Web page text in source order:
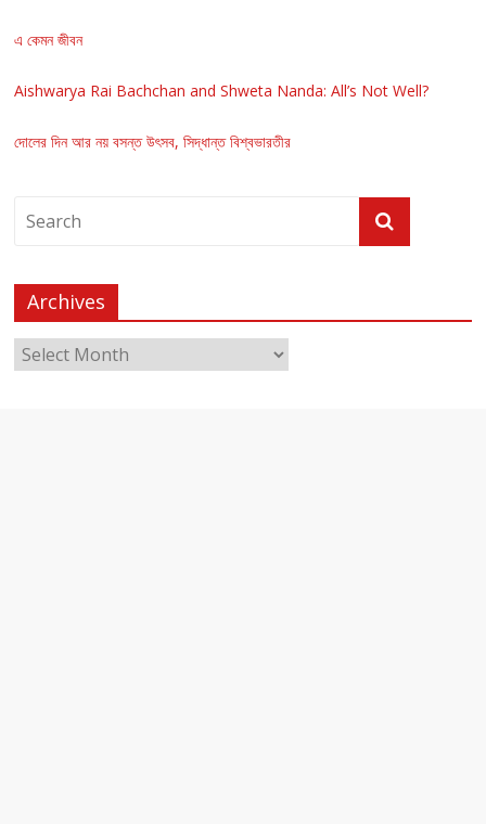
এ কেমন জীবন
Aishwarya Rai Bachchan and Shweta Nanda: All’s Not Well?
দোলের দিন আর নয় বসন্ত উৎসব, সিদ্ধান্ত বিশ্বভারতীর
Archives